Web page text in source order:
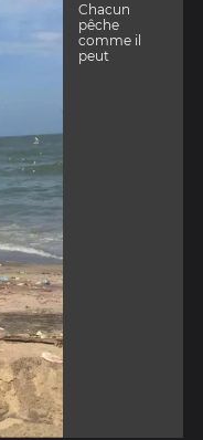
Chacun
pêche
comme il
peut